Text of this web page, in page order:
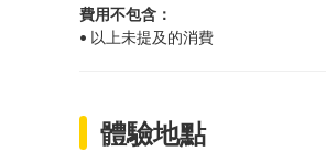
費用不包含：
• 以上未提及的消費
體驗地點